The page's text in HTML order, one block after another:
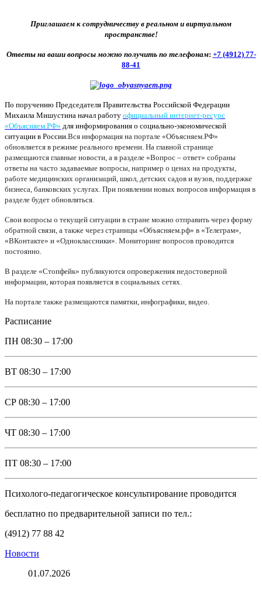
Приглашаем к сотрудничеству в реальном и виртуальном
пространстве!
Ответы на ваши вопросы можно получить по телефонам: +7 (4912) 77-
88-41
По поручению Председателя Правительства Российской Федерации
Михаила Мишустина начал работу официальный интернет-ресурс
«Объясняем.РФ» для информирования о социально-экономической
ситуации в России. Вся информация на портале «Объясняем.РФ»
обновляется в режиме реального времени. На главной странице
размещаются главные новости, а в разделе «Вопрос – ответ» собраны
ответы на часто задаваемые вопросы, например о ценах на продукты,
работе медицинских организаций, школ, детских садов и вузов, поддержке
бизнеса, банковских услугах. При появлении новых вопросов информация в
разделе будет обновляться.
Свои вопросы о текущей ситуации в стране можно отправить через форму
обратной связи, а также через страницы «Объясняем.рф» в «Телеграм»,
«ВКонтакте» и «Одноклассники». Мониторинг вопросов проводится
постоянно.
В разделе «Стопфейк» публикуются опровержения недостоверной
информации, которая появляется в социальных сетях.
На портале также размещаются памятки, инфографики, видео.
Расписание
ПН 08:30 – 17:00
ВТ 08:30 – 17:00
СР 08:30 – 17:00
ЧТ 08:30 – 17:00
ПТ 08:30 – 17:00
Психолого-педагогическое консультирование проводится
бесплатно по предварительной записи по тел.:
(4912) 77 88 42
Новости
01.07.2026